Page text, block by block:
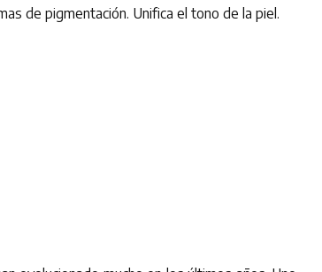
de pigmentación. Unifica el tono de la piel.